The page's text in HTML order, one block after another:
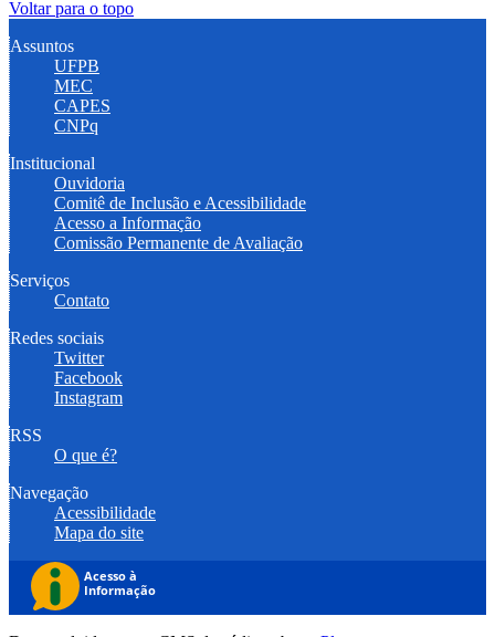
Voltar para o topo
Assuntos
UFPB
MEC
CAPES
CNPq
Institucional
Ouvidoria
Comitê de Inclusão e Acessibilidade
Acesso a Informação
Comissão Permanente de Avaliação
Serviços
Contato
Redes sociais
Twitter
Facebook
Instagram
RSS
O que é?
Navegação
Acessibilidade
Mapa do site